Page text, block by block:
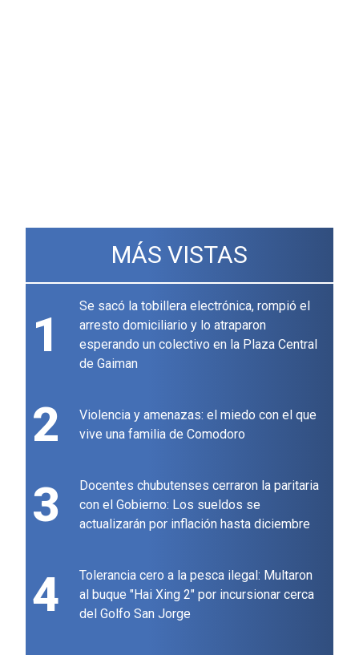
MÁS VISTAS
1
Se sacó la tobillera electrónica, rompió el
arresto domiciliario y lo atraparon
esperando un colectivo en la Plaza Central
de Gaiman
2
Violencia y amenazas: el miedo con el que
vive una familia de Comodoro
3
Docentes chubutenses cerraron la paritaria
con el Gobierno: Los sueldos se
actualizarán por inflación hasta diciembre
4
Tolerancia cero a la pesca ilegal: Multaron
al buque "Hai Xing 2" por incursionar cerca
del Golfo San Jorge